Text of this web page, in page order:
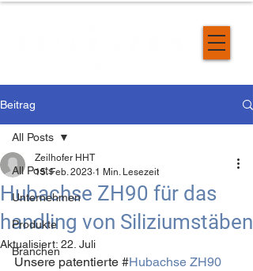
Beitrag
All Posts
Unternehmen
Produkte
Branchen
All Posts
Hubachse ZH90 für das
handling von Siliziumstäben
Zeilhofer HHT
15. Feb. 2023 1 Min. Lesezeit
Aktualisiert: 22. Juli
Unsere patentierte #Hubachse ZH90